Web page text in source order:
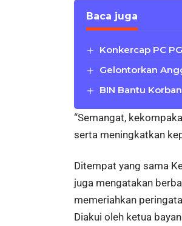
Baca juga
Konkercap PC
Gelontorkan
BIN Bantu
“Semangat,
serta meningkatkan
Ditempat yang sama
juga mengatakan
memeriahkan
Diakui oleh ketua